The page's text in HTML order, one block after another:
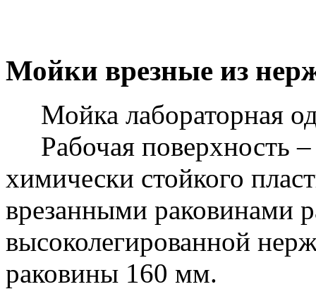
Мойки врезные из
Мойка лабораторная
Рабочая поверхность –
химически стойкого
врезанными раковинами
высоколегированной
раковины 160 мм.